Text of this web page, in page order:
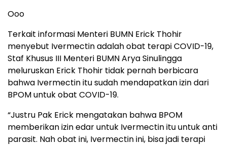
Ooo
Terkait informasi Menteri BUMN Erick Thohir
menyebut Ivermectin adalah obat terapi COVID-19,
Staf Khusus III Menteri BUMN Arya Sinulingga
meluruskan Erick Thohir tidak pernah berbicara
bahwa Ivermectin itu sudah mendapatkan izin dari
BPOM untuk obat COVID-19.
“Justru Pak Erick mengatakan bahwa BPOM
memberikan izin edar untuk Ivermectin itu untuk anti
parasit. Nah obat ini, Ivermectin ini, bisa jadi terapi